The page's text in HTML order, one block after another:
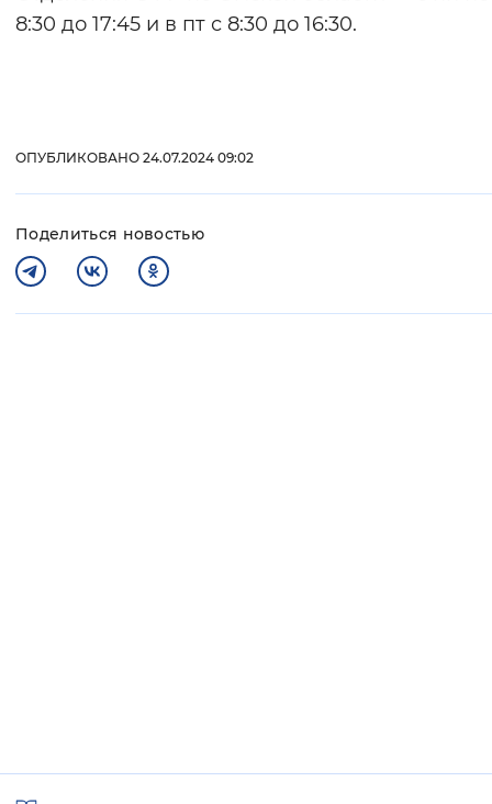
8:30 до 17:45 и в пт с 8:30 до 16:30.
ОПУБЛИКОВАНО 24.07.2024 09:02
Поделиться новостью